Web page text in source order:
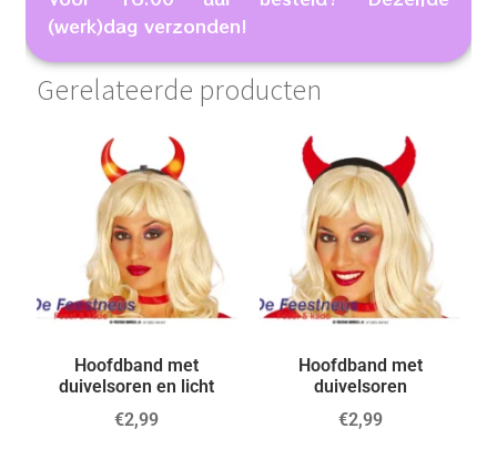
(werk)dag verzonden!
Gerelateerde producten
Hoofdband met
duivelsoren en licht
€2,99
Hoofdband met
duivelsoren
€2,99